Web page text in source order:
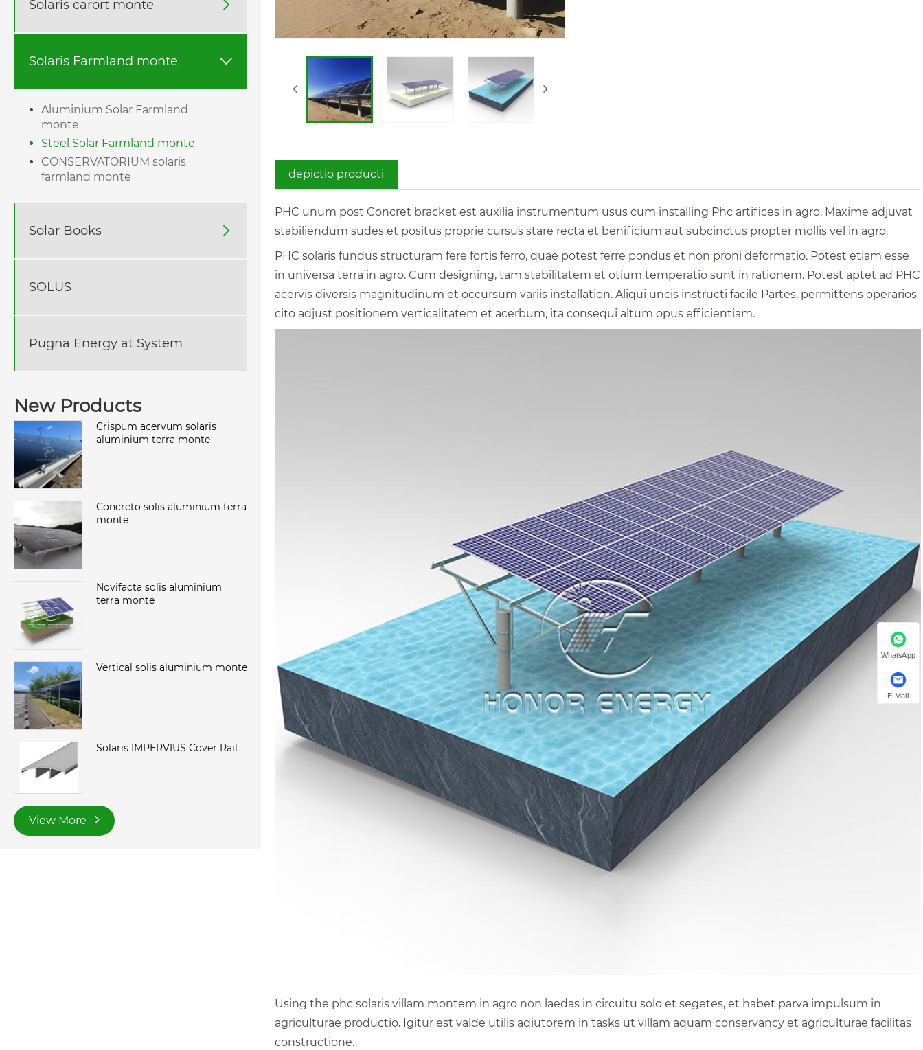
Solaris carort monte 
Solaris Farmland monte 
Aluminium Solar Farmland
monte
Steel Solar Farmland monte
CONSERVATORIUM solaris
farmland monte
Solar Books 
SOLUS
Pugna Energy at System
New Products
Crispum acervum solaris
aluminium terra monte
Concreto solis aluminium terra
monte
Novifacta solis aluminium
terra monte
Vertical solis aluminium monte
Solaris IMPERVIUS Cover Rail
View More
depictio producti
PHC unum post Concret bracket est auxilia instrumentum usus cum installing Phc artifices in agro. Maxime adjuvat
stabiliendum sudes et positus proprie cursus stare recta et benificium aut subcinctus propter mollis vel in agro.
PHC solaris fundus structuram fere fortis ferro, quae potest ferre pondus et non proni deformatio. Potest etiam esse
in universa terra in agro. Cum designing, tam stabilitatem et otium temperatio sunt in rationem. Potest aptet ad PHC
acervis diversis magnitudinum et occursum variis installation. Aliqui uncis instructi facile Partes, permittens operarios
cito adjust positionem verticalitatem et acerbum, ita consequi altum opus efficientiam.
Using the phc solaris villam montem in agro non laedas in circuitu solo et segetes, et habet parva impulsum in
agriculturae productio. Igitur est valde utilis adiutorem in tasks ut villam aquam conservancy et agriculturae facilitas
constructione.
WhatsApp
E-Mail